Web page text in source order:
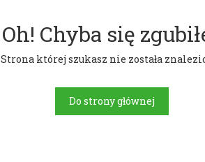
Oh! Chyba się
Strona której szukasz nie została
Do strony głównej